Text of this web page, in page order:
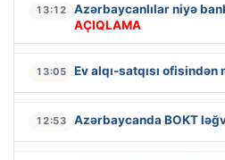
13:12 Azərbaycanlılar niyə
AÇIQLAMA
13:05 Ev alqı-satqısı ofisindən
12:53 Azərbaycanda BOKT